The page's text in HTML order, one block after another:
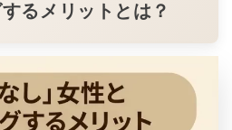
るメリットとは？